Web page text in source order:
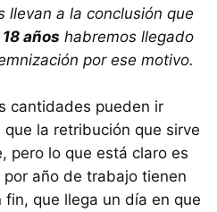
llevan a la conclusión que
18 años habremos llegado
por ese motivo.
cantidades pueden ir
la retribución que sirve
pero lo que está claro es
año de trabajo tienen
que llega un día en que